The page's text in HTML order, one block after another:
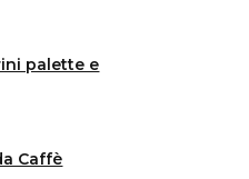
palette e
Caffè